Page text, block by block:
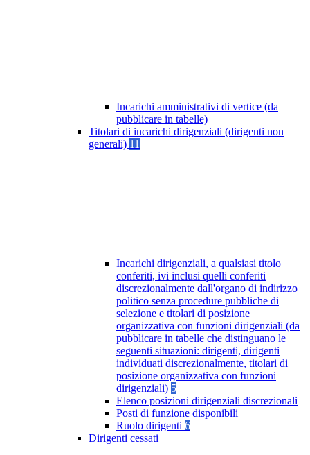
Incarichi amministrativi di vertice (da
pubblicare in tabelle)
Titolari di incarichi dirigenziali (dirigenti non
generali) 11
Incarichi dirigenziali, a qualsiasi titolo
conferiti, ivi inclusi quelli conferiti
discrezionalmente dall'organo di indirizzo
politico senza procedure pubbliche di
selezione e titolari di posizione
organizzativa con funzioni dirigenziali (da
pubblicare in tabelle che distinguano le
seguenti situazioni: dirigenti, dirigenti
individuati discrezionalmente, titolari di
posizione organizzativa con funzioni
dirigenziali) 5
Elenco posizioni dirigenziali discrezionali
Posti di funzione disponibili
Ruolo dirigenti 6
Dirigenti cessati